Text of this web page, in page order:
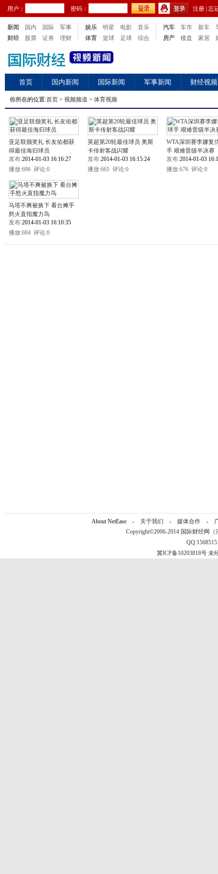
用户： 密码： 注册 忘
新闻 国内 国际
军事
财经
股票 证券 理财
娱乐 明星 电影
音乐
体育
篮球 足球 综合
汽车 车市 新车
房产
楼盘 家居
首页 国内新闻 国际新闻 军事新闻 财经视频
你所在的位置:首页 > 视频频道 > 体育视频
亚足联颁奖礼 长友佑都获
得最佳海归球员
发布:2014-01-03 16:16:27
播放:696 评论:0
英超第20轮最佳球员 奥斯
卡传射客战闪耀
发布:2014-01-03 16:15:24
播放:665 评论:0
WTA深圳赛李娜复
手 艰难晋级半决赛
发布:2014-01-03
播放:676 评论:0
马塔不爽被换下 看台摊手
怒火直指魔力鸟
发布:2014-01-03 16:10:35
播放:694 评论:0
About NetEase - 关于我们 - 媒体合作 -
Copyright©2006-2014 国际财经网（
冀ICP备10203818号